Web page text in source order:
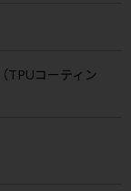
TPUコーティン